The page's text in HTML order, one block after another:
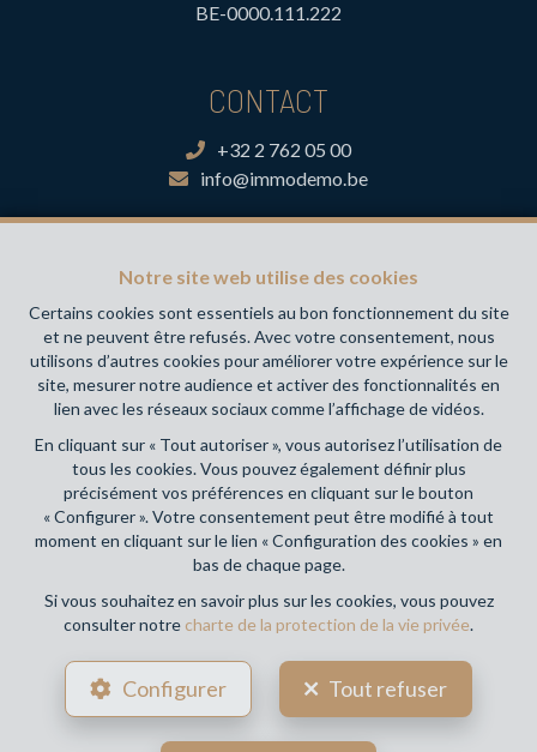
Notre site web utilise des cookies
Certains cookies sont essentiels au bon fonctionnement du site
et ne peuvent être refusés. Avec votre consentement, nous
utilisons d’autres cookies pour améliorer votre expérience sur le
site, mesurer notre audience et activer des fonctionnalités en
lien avec les réseaux sociaux comme l’affichage de vidéos.
En cliquant sur « Tout autoriser », vous autorisez l’utilisation de
tous les cookies. Vous pouvez également définir plus
précisément vos préférences en cliquant sur le bouton
« Configurer ». Votre consentement peut être modifié à tout
moment en cliquant sur le lien « Configuration des cookies » en
bas de chaque page.
Si vous souhaitez en savoir plus sur les cookies, vous pouvez
consulter notre charte de la protection de la vie privée.
Configurer Tout refuser
BE-0000.111.222
CONTACT
+32 2 762 05 00
info@immodemo.be
INFOS
Agent immobilier intermédiaire agréé IPI sous le numéro 999
999 en Belgique- Instance de contrôle: Institut professionnel
des agents immobiliers, rue du Luxembourg 16B, 1000
Bruxelles (+32 2 505 38 50 - info@ipi.be) - Soumis aucode
RC professionnelle et cautionnement via AXA Belgium SA,
Place du Trône 1, 1000 Bruxelles – police n° 730.390.160.
Couverture valable pour les activités réalisées en Belgique
Charte de la protection de la vie privée
Configuration des cookies